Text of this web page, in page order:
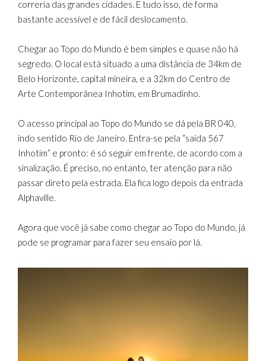
correria das grandes cidades. E tudo isso, de forma
bastante acessível e de fácil deslocamento.
Chegar ao Topo do Mundo é bem simples e quase não há
segredo. O local está situado a uma distância de 34km de
Belo Horizonte, capital mineira, e a 32km do Centro de
Arte Contemporânea Inhotim, em Brumadinho.
O acesso principal ao Topo do Mundo se dá pela BR 040,
indo sentido Rio de Janeiro. Entra-se pela “saída 567
Inhotim” e pronto: é só seguir em frente, de acordo com a
sinalização. É preciso, no entanto, ter atenção para não
passar direto pela estrada. Ela fica logo depois da entrada
Alphaville.
Agora que você já sabe como chegar ao Topo do Mundo, já
pode se programar para fazer seu ensaio por lá.